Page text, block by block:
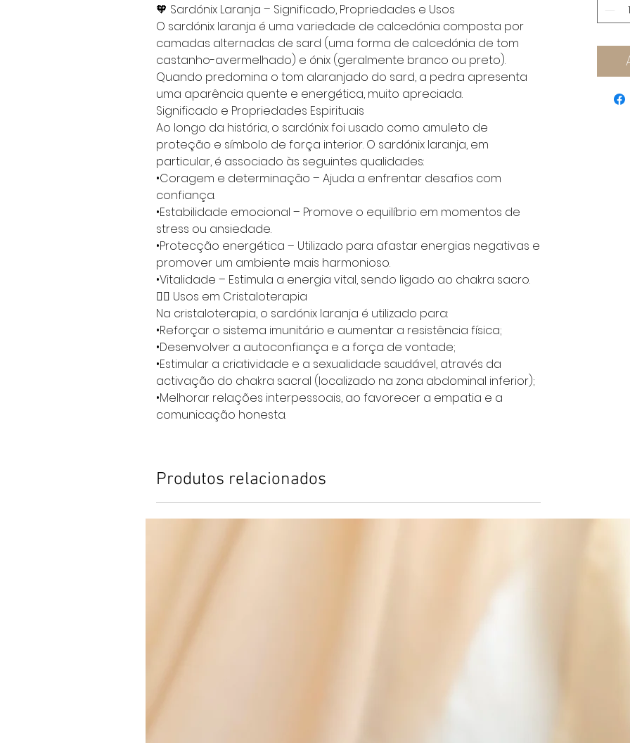
🧡 Sardónix Laranja – Significado, Propriedades e Usos
O sardónix laranja é uma variedade de calcedónia composta por
camadas alternadas de sard (uma forma de calcedónia de tom
castanho-avermelhado) e ónix (geralmente branco ou preto).
Quando predomina o tom alaranjado do sard, a pedra apresenta
uma aparência quente e energética, muito apreciada.
Significado e Propriedades Espirituais
Ao longo da história, o sardónix foi usado como amuleto de
proteção e símbolo de força interior. O sardónix laranja, em
particular, é associado às seguintes qualidades:
•Coragem e determinação – Ajuda a enfrentar desafios com
confiança.
•Estabilidade emocional – Promove o equilíbrio em momentos de
stress ou ansiedade.
•Protecção energética – Utilizado para afastar energias negativas e
promover um ambiente mais harmonioso.
•Vitalidade – Estimula a energia vital, sendo ligado ao chakra sacro.
🧘‍♀️ Usos em Cristaloterapia
Na cristaloterapia, o sardónix laranja é utilizado para:
•Reforçar o sistema imunitário e aumentar a resistência física;
•Desenvolver a autoconfiança e a força de vontade;
•Estimular a criatividade e a sexualidade saudável, através da
activação do chakra sacral (localizado na zona abdominal inferior);
•Melhorar relações interpessoais, ao favorecer a empatia e a
comunicação honesta.
Produtos relacionados